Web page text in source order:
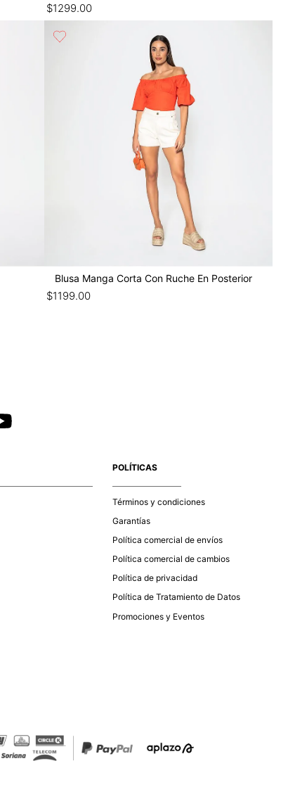
$1299.00
Blusa Manga Corta Con Ruche En Posterior
$1199.00
POLÍTICAS
Términos y condiciones
Garantías
Política comercial de envíos
Política comercial de cambios
Política de privacidad
Política de Tratamiento de Datos
Promociones y Eventos